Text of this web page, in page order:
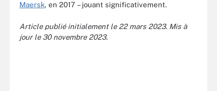
Maersk, en 2017 – jouant significativement.
Article publié initialement le 22 mars 2023. Mis à
jour le 30 novembre 2023.